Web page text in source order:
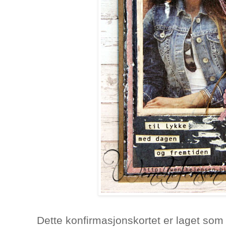
Dette konfirmasjonskortet er laget